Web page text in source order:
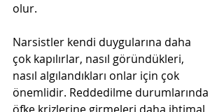
Narsistler kendi duygularına daha
çok kapılırlar, nasıl göründükleri,
nasıl algılandıkları onlar için çok
önemlidir. Reddedilme durumlarında